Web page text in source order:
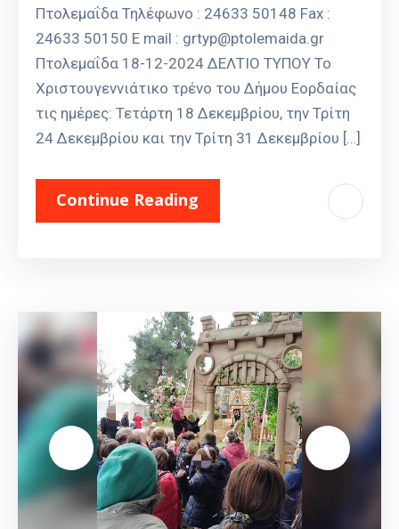
Πτολεμαΐδα Τηλέφωνο : 24633 50148 Fax :
24633 50150 E mail : grtyp@ptolemaida.gr
Πτολεμαΐδα 18-12-2024 ΔΕΛΤΙΟ ΤΥΠΟΥ Το
Χριστουγεννιάτικο τρένο του Δήμου Εορδαίας
τις ημέρες: Τετάρτη 18 Δεκεμβρίου, την Τρίτη
24 Δεκεμβρίου και την Τρίτη 31 Δεκεμβρίου […]
Continue Reading